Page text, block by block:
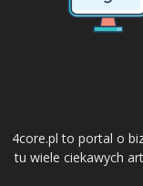
4core.pl to portal o
tu wiele ciekawych